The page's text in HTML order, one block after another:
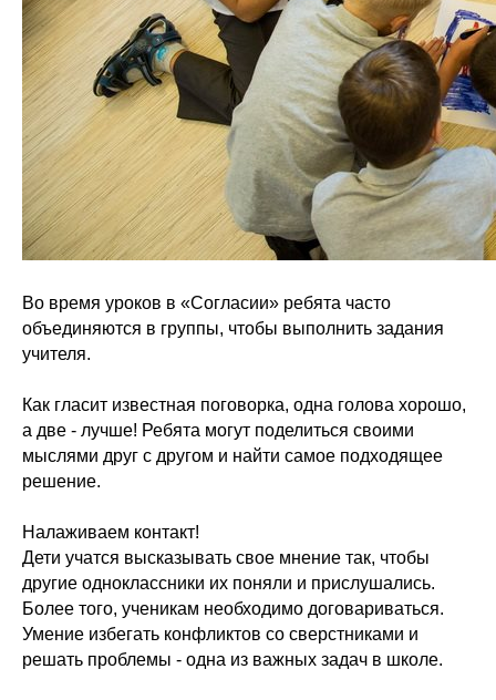
Во время уроков в «Согласии» ребята часто
объединяются в группы, чтобы выполнить задания
учителя.
Как гласит известная поговорка, одна голова хорошо,
а две - лучше! Ребята могут поделиться своими
мыслями друг с другом и найти самое подходящее
решение.
Налаживаем контакт!
Дети учатся высказывать свое мнение так, чтобы
другие одноклассники их поняли и прислушались.
Более того, ученикам необходимо договариваться.
Умение избегать конфликтов со сверстниками и
решать проблемы - одна из важных задач в школе.